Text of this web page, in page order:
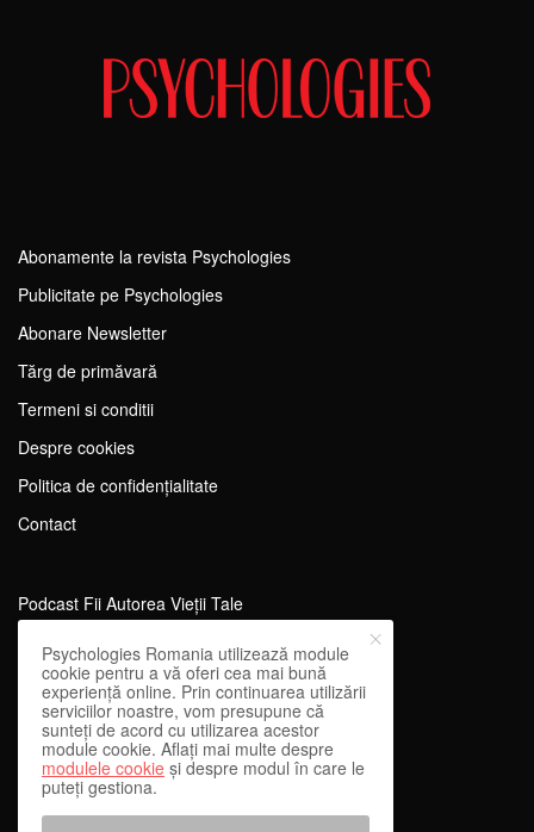
Abonamente la revista Psychologies
Publicitate pe Psychologies
Abonare Newsletter
Tărg de primăvară
Termeni si conditii
Despre cookies
Politica de confidențialitate
Contact
Podcast Fii Autorea Vieții Tale
Evenimente Fii Autoarea Vieții Tale!
SportEdu
Antrenament Mental pentru Sportivi
Learning Network
WEnough
Psychologies Romania utilizează module
cookie pentru a vă oferi cea mai bună
experiență online. Prin continuarea utilizării
serviciilor noastre, vom presupune că
sunteți de acord cu utilizarea acestor
module cookie. Aflați mai multe despre
modulele cookie și despre modul în care le
puteți gestiona.